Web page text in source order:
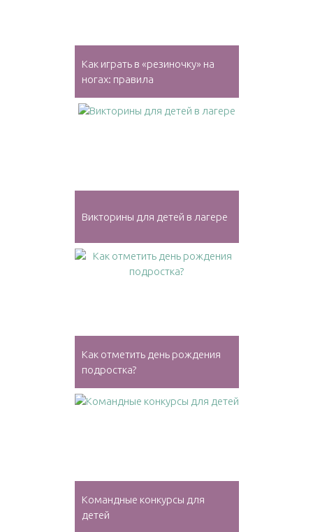
Как играть в «резиночку» на
ногах: правила
Викторины для детей в лагере
Как отметить день рождения
подростка?
Командные конкурсы для
детей